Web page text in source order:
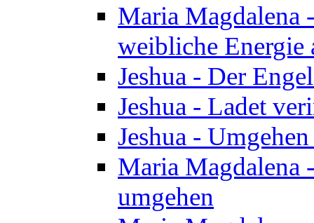
Maria Magdalena
weibliche Energie
Jeshua - Der
Jeshua - Ladet
Jeshua -
Maria Magdalena
umgehen